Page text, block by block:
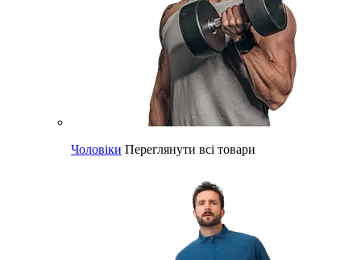
Чоловіки Переглянути всі товари